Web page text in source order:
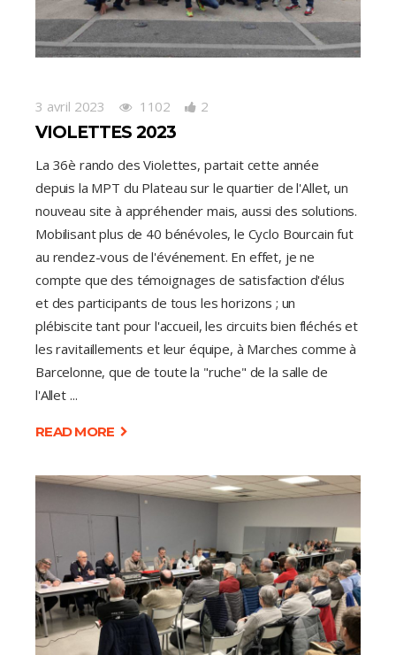
3 avril 2023 1102 2
VIOLETTES 2023
La 36è rando des Violettes, partait cette année
depuis la MPT du Plateau sur le quartier de l'Allet, un
nouveau site à appréhender mais, aussi des solutions.
Mobilisant plus de 40 bénévoles, le Cyclo Bourcain fut
au rendez-vous de l'événement. En effet, je ne
compte que des témoignages de satisfaction d'élus
et des participants de tous les horizons ; un
plébiscite tant pour l'accueil, les circuits bien fléchés et
les ravitaillements et leur équipe, à Marches comme à
Barcelonne, que de toute la "ruche" de la salle de
l'Allet
READ MORE